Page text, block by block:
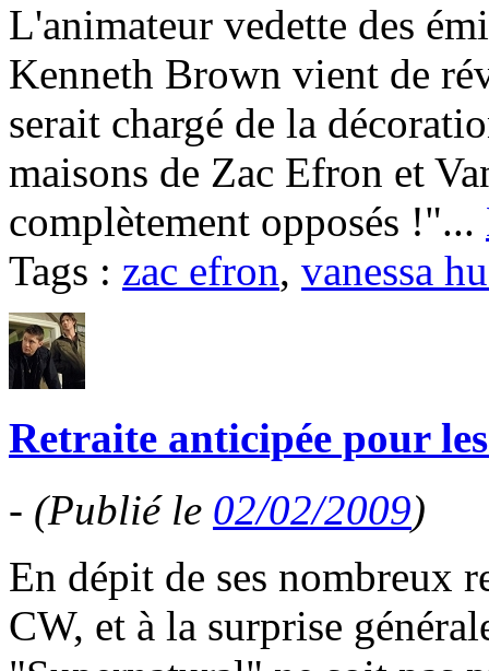
L'animateur vedette des
Kenneth Brown vient de
serait chargé de la
maisons de Zac Efron et
complètement opposés !"...
Tags : zac efron, vanessa
Retraite anticipée pour
- (Publié le 02/02/2009)
En dépit de ses nombreux
CW, et à la surprise